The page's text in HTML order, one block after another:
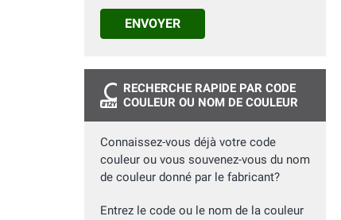
ENVOYER
RECHERCHE RAPIDE PAR CODE
COULEUR OU NOM DE COULEUR
Connaissez-vous déjà votre code
couleur ou vous souvenez-vous du nom
de couleur donné par le fabricant?
Entrez le code ou le nom de la couleur